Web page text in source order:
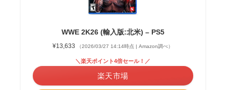
WWE 2K26 (輸入版:北米) – PS5
¥13,633 （2026/03/27 14:14時点 | Amazon調べ）
＼楽天ポイント4倍セール！／
楽天市場